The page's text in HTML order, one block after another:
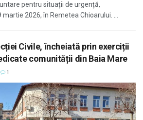
pentru situații de urgență,
2026, în Remetea Chioarului. ...
Civile, încheiată prin exerciții
comunității din Baia Mare
1